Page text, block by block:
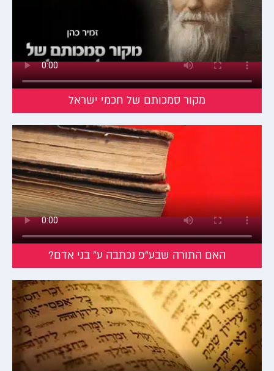
מקור סמכותם של חכמי ישראל
האם התורה שבע"פ נכתבה ע" בני אדם?